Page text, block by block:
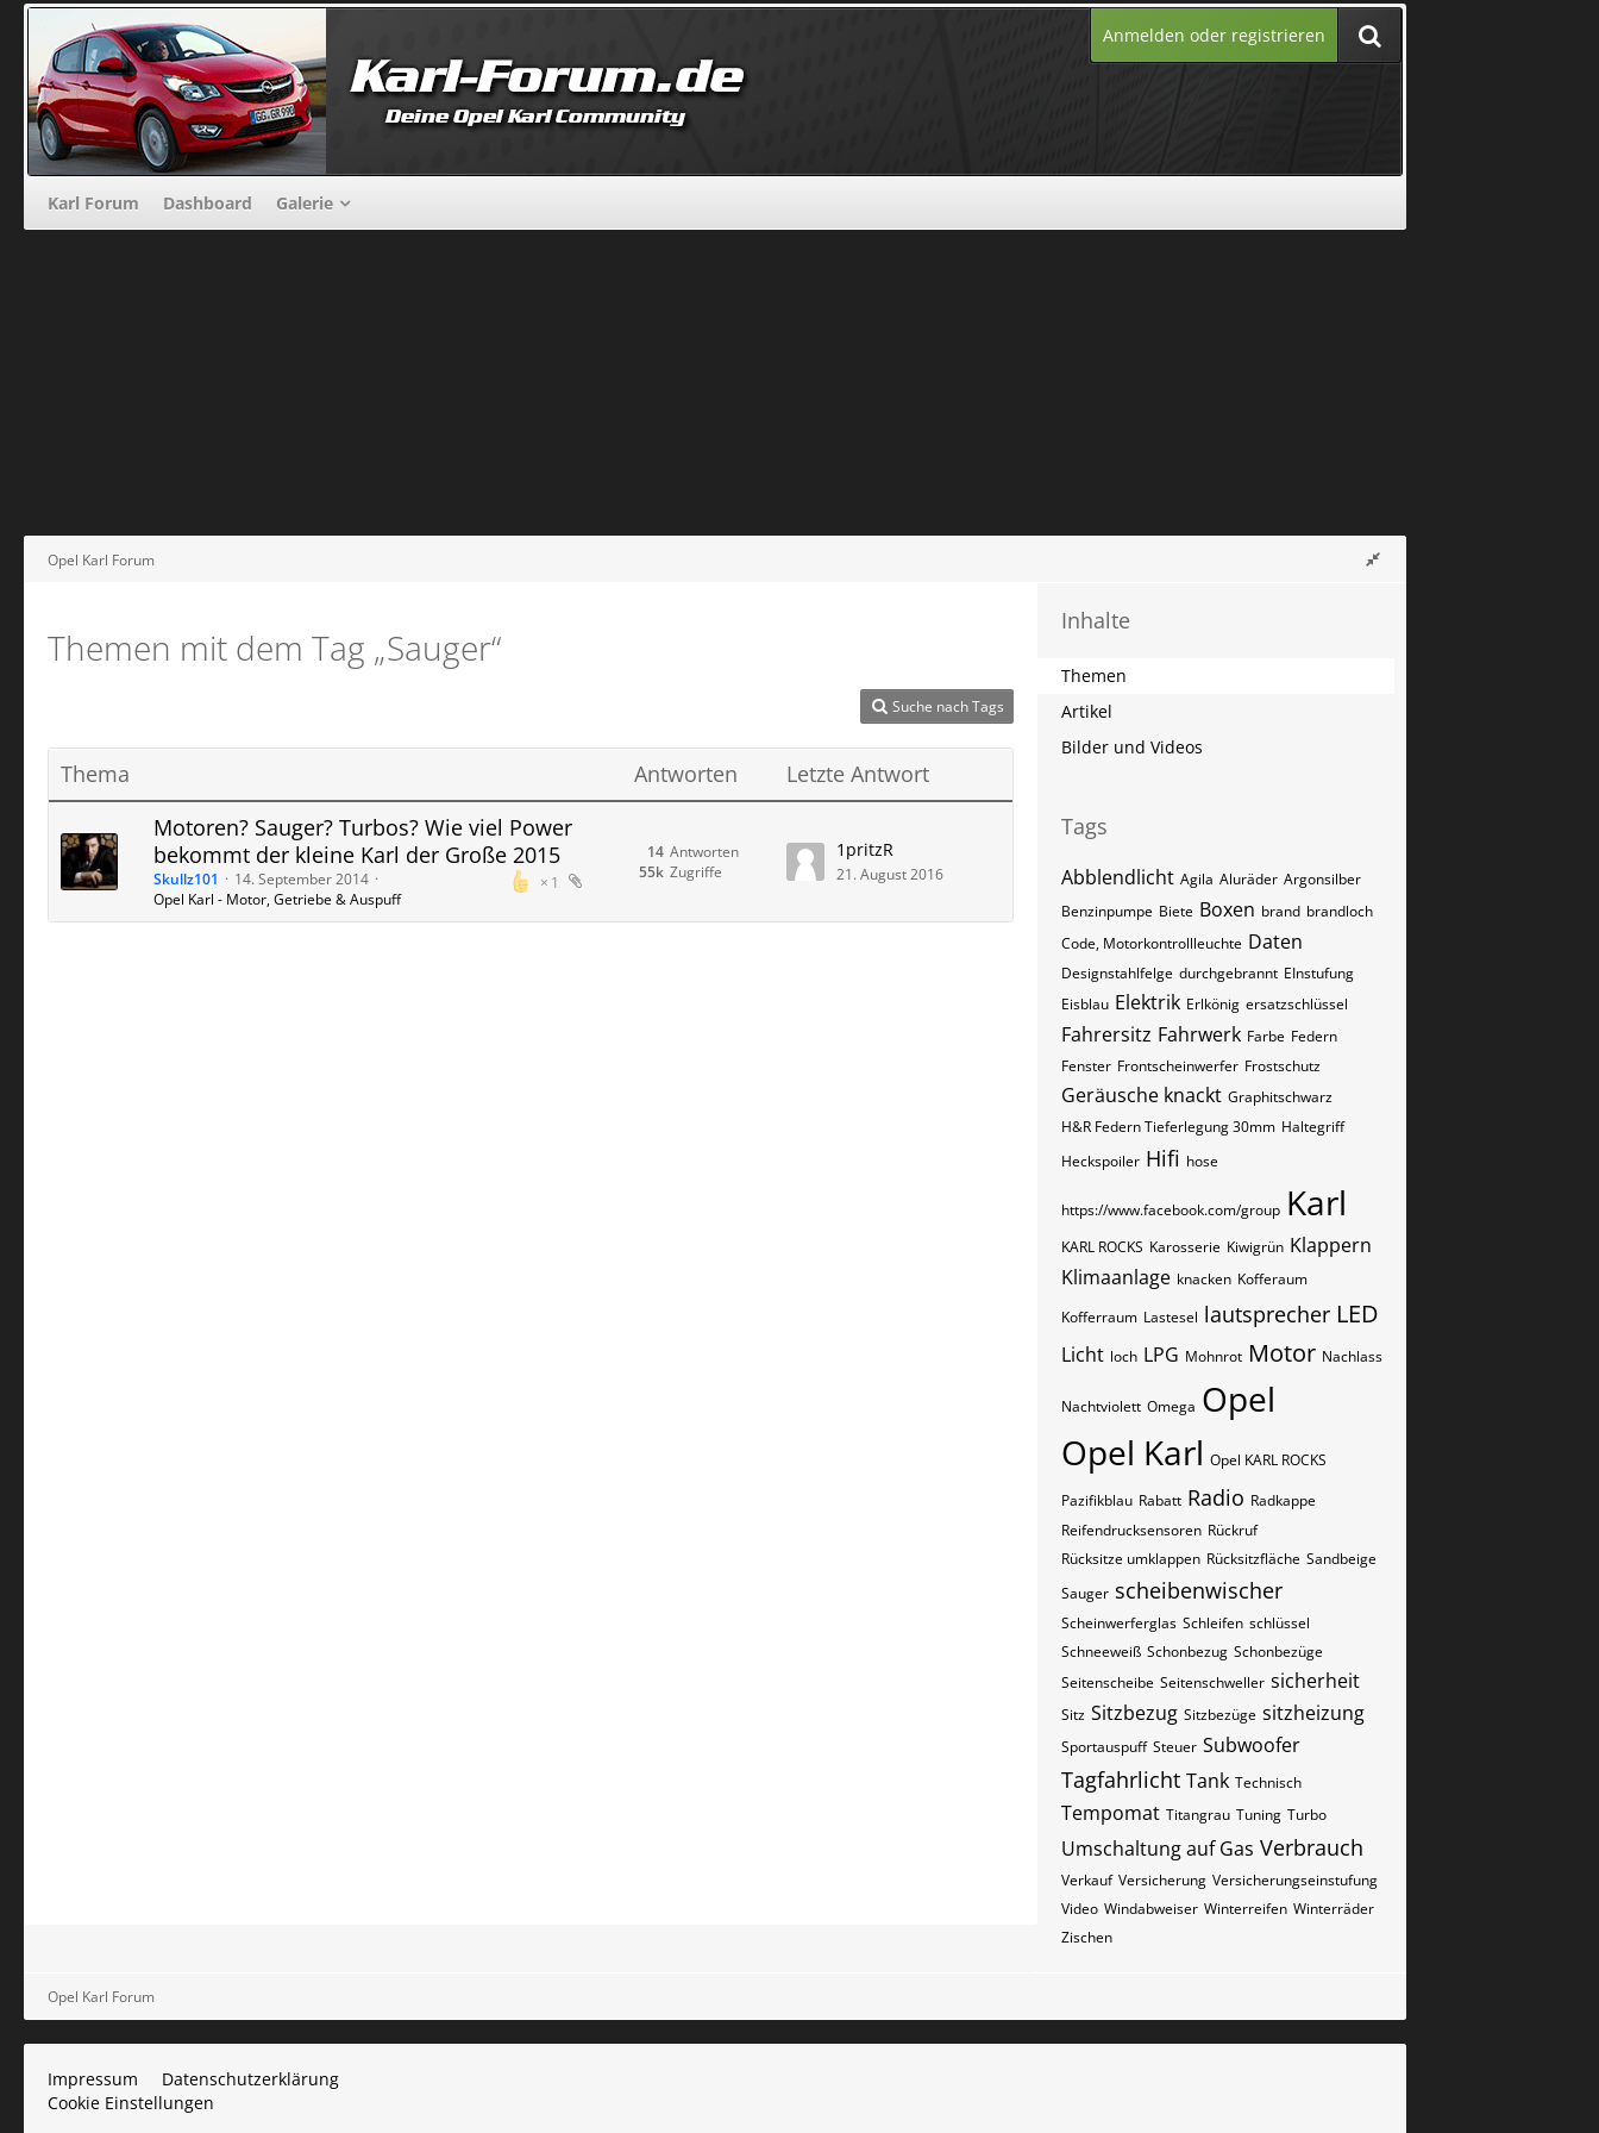
Anmelden oder registrieren
Karl Forum Dashboard Galerie
Opel Karl Forum
Themen mit dem Tag „Sauger“
Suche nach Tags
Thema Antworten
Letzte Antwort
Motoren? Sauger? Turbos? Wie viel Power
bekommt der kleine Karl der Große 2015
1
Skullz101
14. September 2014
Opel Karl - Motor, Getriebe & Auspuff
Antworten
14
Zugriffe
55k
1pritzR
21. August 2016
Inhalte
Themen
Artikel
Bilder und Videos
Tags
Abblendlicht Agila Aluräder Argonsilber
Benzinpumpe Biete Boxen brand brandloch
Code, Motorkontrollleuchte Daten
Designstahlfelge durchgebrannt EInstufung
Eisblau Elektrik Erlkönig ersatzschlüssel
Fahrersitz Fahrwerk Farbe Federn
Fenster Frontscheinwerfer Frostschutz
Geräusche knackt Graphitschwarz
H&R Federn Tieferlegung 30mm Haltegriff
Heckspoiler Hifi hose
https://www.facebook.com/group Karl
KARL ROCKS Karosserie Kiwigrün Klappern
Klimaanlage knacken Kofferaum
Kofferraum Lastesel lautsprecher LED
Licht loch LPG Mohnrot Motor Nachlass
Nachtviolett Omega Opel
Opel Karl Opel KARL ROCKS
Pazifikblau Rabatt Radio Radkappe
Reifendrucksensoren Rückruf
Rücksitze umklappen Rücksitzfläche Sandbeige
Sauger scheibenwischer
Scheinwerferglas Schleifen schlüssel
Schneeweiß Schonbezug Schonbezüge
Seitenscheibe Seitenschweller sicherheit
Sitz Sitzbezug Sitzbezüge sitzheizung
Sportauspuff Steuer Subwoofer
Tagfahrlicht Tank Technisch
Tempomat Titangrau Tuning Turbo
Umschaltung auf Gas Verbrauch
Verkauf Versicherung Versicherungseinstufung
Video Windabweiser Winterreifen Winterräder
Zischen
Opel Karl Forum
Impressum
Datenschutzerklärung
Cookie Einstellungen